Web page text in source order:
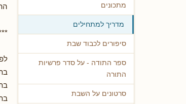
מתכונים
מדריך למתחילים
סיפורים לכבוד שבת
ספר התודה - על סדר פרשיות
התורה
סרטונים על השבת